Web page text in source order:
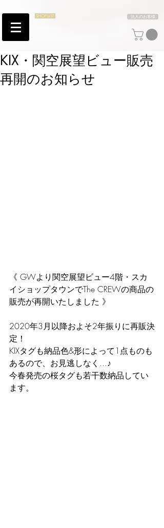
SHOP LIST 法人のお客様
KIX・関空展望ビュー販売
再開のお知らせ
《 GWより関空展望ビュー4階・スカ
イショップタウンでThe CREWの商品の
販売が再開いたしました 》
2020年3月以降およそ2年振りに再販決
定！
KIXタグも納品色&形によって1点ものも
あるので、お見逃しなく...♪
今春発売の桜タグも若干数納品してい
ます。